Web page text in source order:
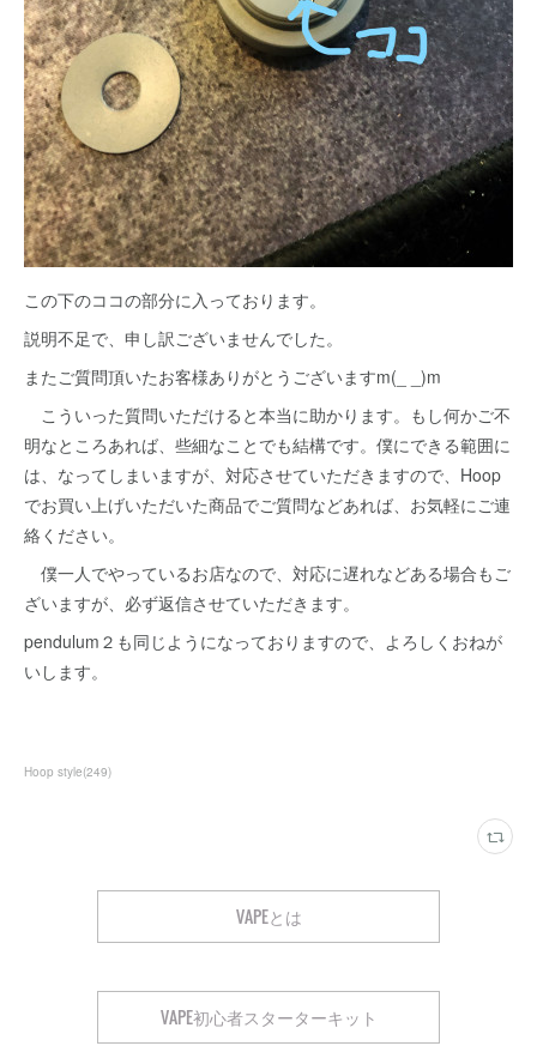
この下のココの部分に入っております。
説明不足で、申し訳ございませんでした。
またご質問頂いたお客様ありがとうございますm(_ _)m
こういった質問いただけると本当に助かります。もし何かご不
明なところあれば、些細なことでも結構です。僕にできる範囲に
は、なってしまいますが、対応させていただきますので、Hoop
でお買い上げいただいた商品でご質問などあれば、お気軽にご連
絡ください。
僕一人でやっているお店なので、対応に遅れなどある場合もご
ざいますが、必ず返信させていただきます。
pendulum２も同じようになっておりますので、よろしくおねが
いします。
Hoop style(249)
VAPEとは
VAPE初心者スターターキット